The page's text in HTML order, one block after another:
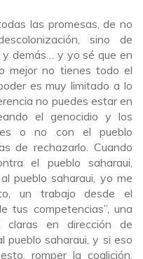
las promesas, de no
sino de
y demás… y yo sé que en
mejor no tienes todo el
es muy limitado a lo
no puedes estar en
el genocidio y los
o no con el pueblo
de rechazarlo. Cuando
el pueblo saharaui,
pueblo saharaui, yo me
un trabajo desde el
tus competencias”, una
claras en dirección de
pueblo saharaui, y si eso
romper la coalición.